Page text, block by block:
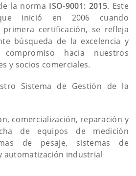
la norma ISO-9001: 2015. Este
inició en 2006 cuando
certificación, se refleja
búsqueda de la excelencia y
hacia nuestros
y socios comerciales.
Sistema de Gestión de la
comercialización, reparación y
de equipos de medición
de pesaje, sistemas de
automatización industrial